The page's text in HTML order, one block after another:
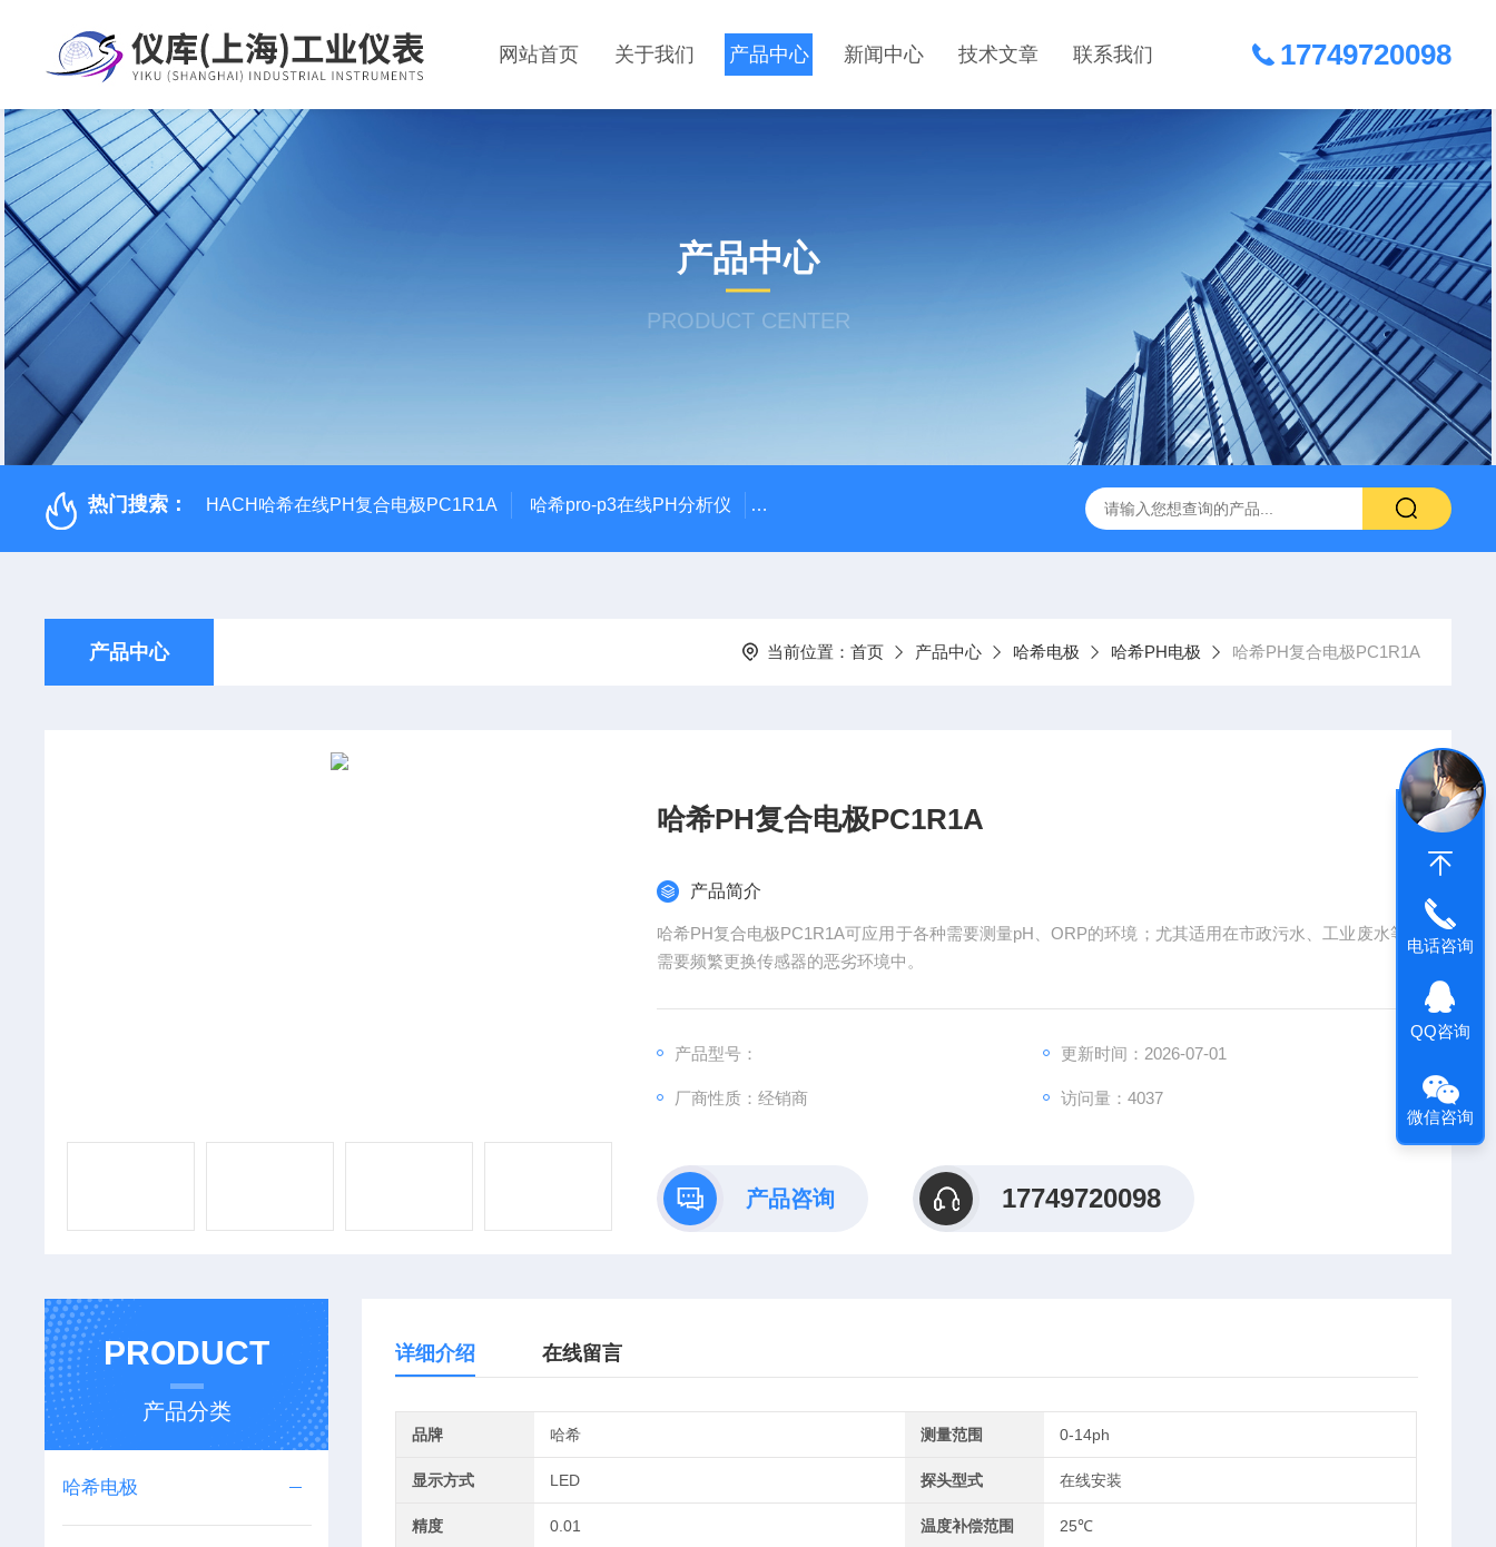
网站首页 关于我们 产品中心 新闻中心 技术文章 联系我们 17749720098
产品中心
PRODUCT CENTER
热门搜索： HACH哈希在线PH复合电极PC1R1A 哈希pro-p3在线PH分析仪 哈希在线PH计电极PD1R1 哈希HQ40D便携式多参数水质分析仪 哈希PD1P1在线PH
产品中心 当前位置： 首页 产品中心 哈希电极 哈希PH电极 哈希PH复合电极PC1R1A
哈希PH复合电极PC1R1A
产品简介
哈希PH复合电极PC1R1A可应用于各种需要测量pH、ORP的环境；尤其适用在市政污水、工业废水等
需要频繁更换传感器的恶劣环境中。
产品型号： 更新时间：2026-07-01
厂商性质：经销商 访问量：4037
产品咨询 17749720098
PRODUCT
产品分类
哈希电极
详细介绍 在线留言
品牌 哈希 测量范围 0-14ph
显示方式 LED 探头型式 在线安装
精度 0.01 温度补偿范围 25℃
电话咨询
QQ咨询
微信咨询